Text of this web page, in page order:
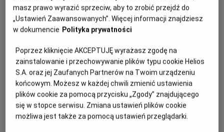
Morgan Freeman, Tommy Lee Jones, Robert De Niro
Bełchatów-
Helios
Białystok-
Helios Alfa
Białystok -
Helios Biała
Bielsko-Biała-
Helios
Bydgoszcz-
Helios
Dąbrowa Górnicza-
Helios
Gdańsk-
Helios Forum
Gdańsk-
Helios Metropolia
Gdynia-
Helios
Gniezno -
Helios
masz prawo wyrazić sprzeciw, aby to zrobić przejdź do
„Ustawień Zaawansowanych”. Więcej informacji znajdziesz
w dokumencie Polityka prywatności
Poprzez kliknięcie AKCEPTUJĘ wyrażasz zgodę na
zainstalowanie i przechowywanie plików typu cookie Helios
S.A. oraz jej Zaufanych Partnerów na Twoim urządzeniu
końcowym. Możesz w każdej chwili zmienić ustawienia
plików cookie za pomocą przycisku „Zgody” znajdującego
się w stopce serwisu. Zmiana ustawień plików cookie
możliwa jest także za pomocą ustawień przeglądarki.